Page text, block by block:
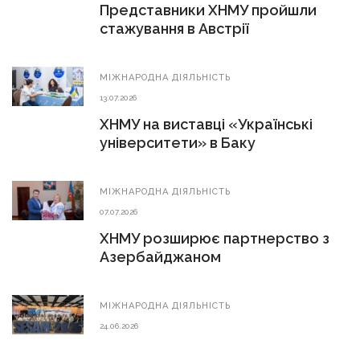
Представники ХНМУ пройшли
стажування в Австрії
МIЖНАРОДНА ДIЯЛЬНIСТЬ
13.07.2026
ХНМУ на виставці «Українські
університети» в Баку
МIЖНАРОДНА ДIЯЛЬНIСТЬ
07.07.2026
ХНМУ розширює партнерство з
Азербайджаном
МIЖНАРОДНА ДIЯЛЬНIСТЬ
24.06.2026